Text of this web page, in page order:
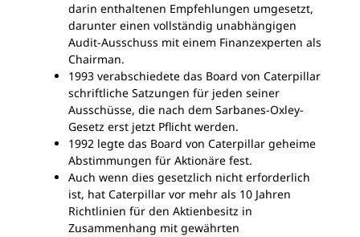
darin enthaltenen Empfehlungen umgesetzt,
darunter einen vollständig unabhängigen
Audit-Ausschuss mit einem Finanzexperten als
Chairman.
1993 verabschiedete das Board von Caterpillar
schriftliche Satzungen für jeden seiner
Ausschüsse, die nach dem Sarbanes-Oxley-
Gesetz erst jetzt Pflicht werden.
1992 legte das Board von Caterpillar geheime
Abstimmungen für Aktionäre fest.
Auch wenn dies gesetzlich nicht erforderlich
ist, hat Caterpillar vor mehr als 10 Jahren
Richtlinien für den Aktienbesitz in
Zusammenhang mit gewährten